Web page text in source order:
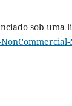
sob uma